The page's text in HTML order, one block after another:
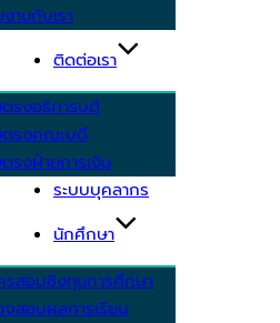
านกับเรา
ติดต่อเรา
รงอธิการบดี
ตรงคณะบดี
รงฝ่ายการเงิน
ระบบบุคลากร
นักศึกษา
รสอบชิงทุนการศึกษา
สอบผลการเรียน